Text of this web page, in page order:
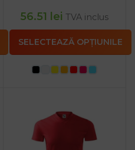
56.51 lei TVA inclus
SELECTEAZĂ OPȚIUNILE